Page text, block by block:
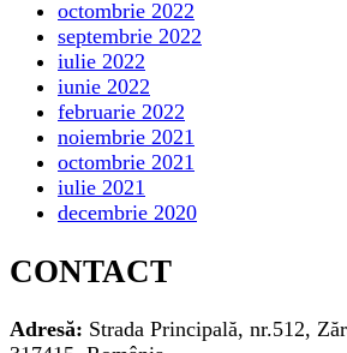
octombrie 2022
septembrie 2022
iulie 2022
iunie 2022
februarie 2022
noiembrie 2021
octombrie 2021
iulie 2021
decembrie 2020
CONTACT
Adresă: Strada Principală, nr.512,